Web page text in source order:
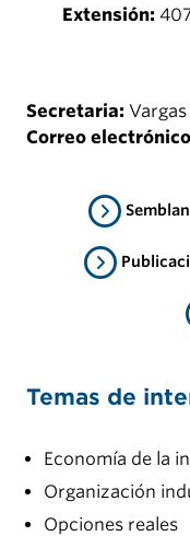
Extensión:
Secretaria:
Correo
Temas de
Economía de la
Organización
Opciones reales